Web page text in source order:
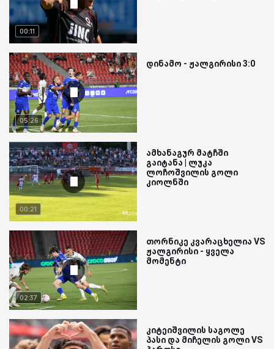
00:11
05:26
დინამო - ჟალგირისი 3:0
00:21
ამხანაგურ მატჩში
გაიტანა | ლუკა
ლოჩოშვილის გოლი
კიოლნში
02:37
თორნიკე კვარაცხელია VS
ჟალგირისი - ყველა
მომენტი
კიტეიშვილის საგოლე
პასი და მიჩელის გოლი VS